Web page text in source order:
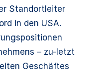
Standortleiter
in den USA.
– zu-letzt
Geschäftes